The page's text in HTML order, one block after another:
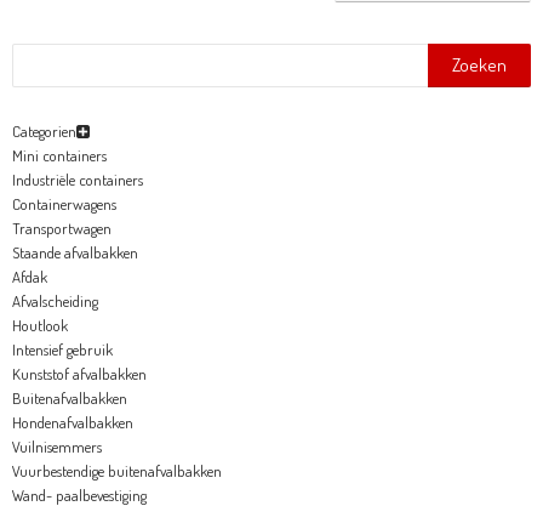
Zoeken
Categorien
Mini containers
Industriële containers
Containerwagens
Transportwagen
Staande afvalbakken
Afdak
Afvalscheiding
Houtlook
Intensief gebruik
Kunststof afvalbakken
Buitenafvalbakken
Hondenafvalbakken
Vuilnisemmers
Vuurbestendige buitenafvalbakken
Wand- paalbevestiging